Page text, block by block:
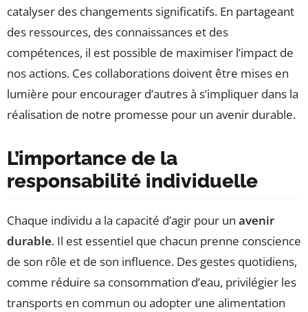
catalyser des changements significatifs. En partageant
des ressources, des connaissances et des
compétences, il est possible de maximiser l’impact de
nos actions. Ces collaborations doivent être mises en
lumière pour encourager d’autres à s’impliquer dans la
réalisation de notre promesse pour un avenir durable.
L’importance de la
responsabilité individuelle
Chaque individu a la capacité d’agir pour un avenir
durable. Il est essentiel que chacun prenne conscience
de son rôle et de son influence. Des gestes quotidiens,
comme réduire sa consommation d’eau, privilégier les
transports en commun ou adopter une alimentation